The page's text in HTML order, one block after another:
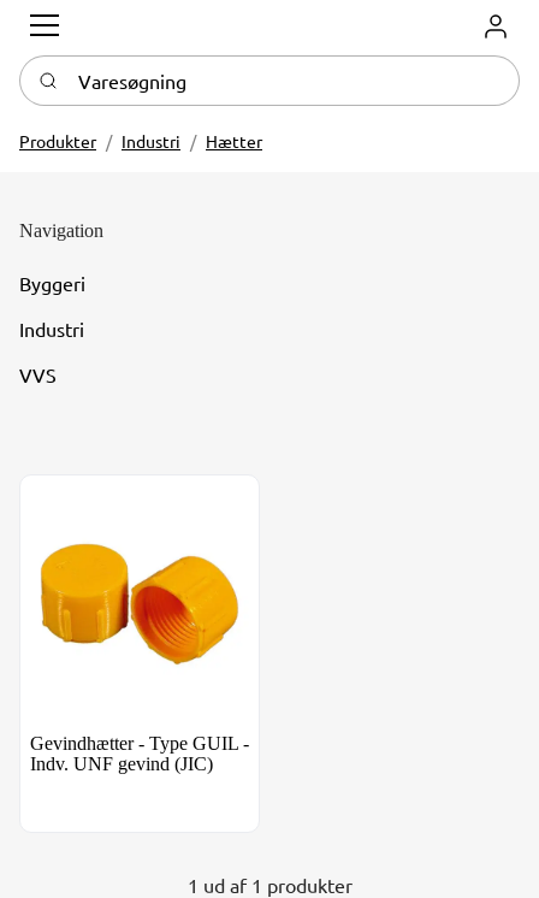
Log
Varesøgning
Produkter Industri Hætter
Navigation
Byggeri
Industri
VVS
Gevindhætter - Type GUIL -
Indv. UNF gevind (JIC)
1 ud af 1 produkter